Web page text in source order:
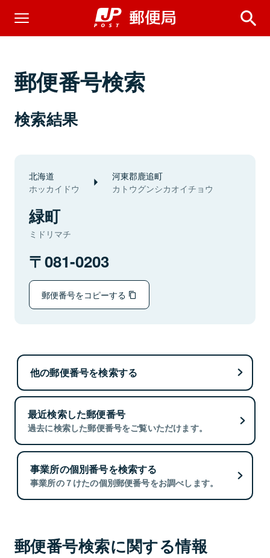
郵便番号検索
検索結果
北海道
ホッカイドウ
河東郡鹿追町
カトウグンシカオイチョウ
緑町
ミドリマチ
081-0203
郵便番号をコピーする
他の郵便番号を検索する
最近検索した郵便番号
過去に検索した郵便番号をご覧いただけます。
事業所の個別番号を検索する
事業所の７けたの個別郵便番号をお調べします。
郵便番号検索に関する情報